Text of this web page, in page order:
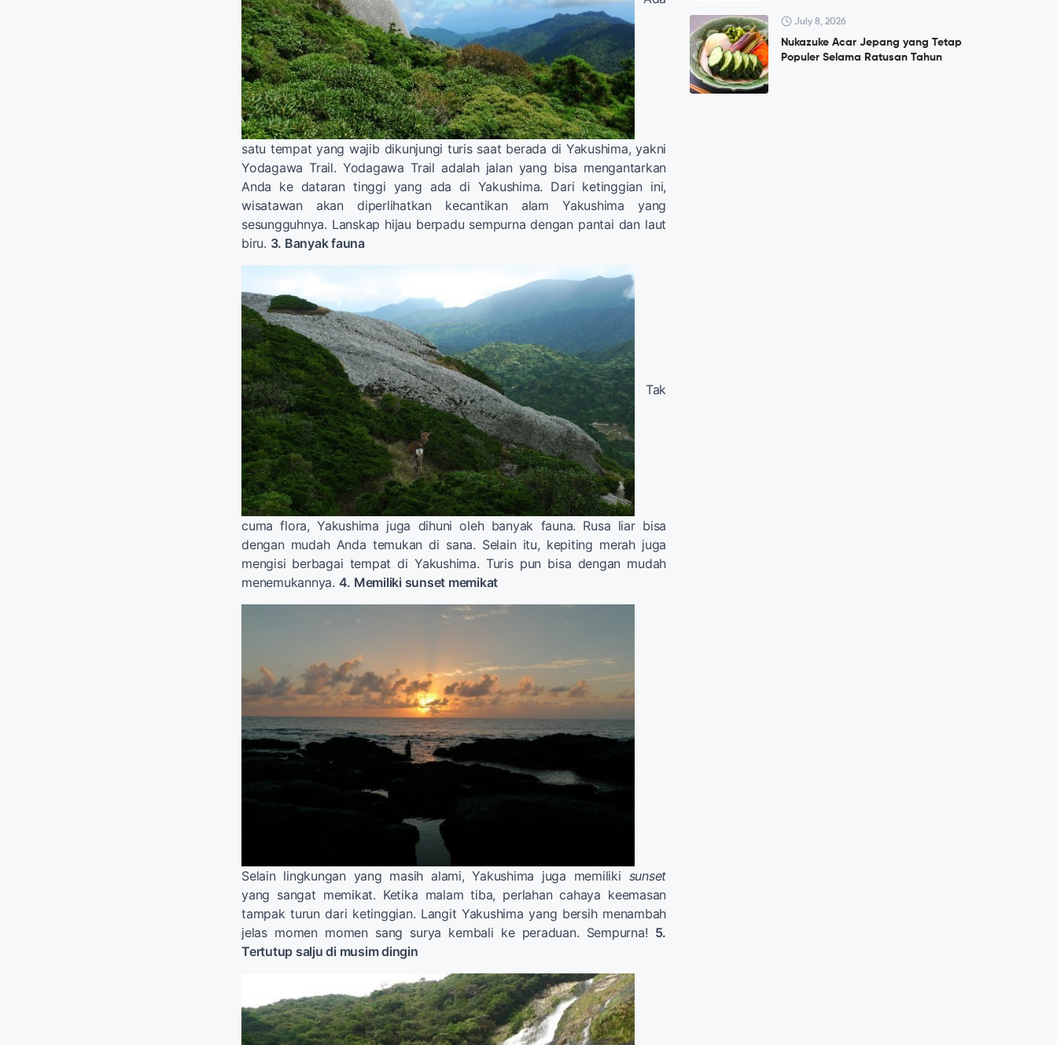
satu tempat yang wajib dikunjungi turis saat berada di Yakushima, yakni
Yodagawa Trail. Yodagawa Trail adalah jalan yang bisa mengantarkan
Anda ke dataran tinggi yang ada di Yakushima. Dari ketinggian ini,
wisatawan akan diperlihatkan kecantikan alam Yakushima yang
sesungguhnya. Lanskap hijau berpadu sempurna dengan pantai dan laut
biru. 3. Banyak fauna
Tak
cuma flora, Yakushima juga dihuni oleh banyak fauna. Rusa liar bisa
dengan mudah Anda temukan di sana. Selain itu, kepiting merah juga
mengisi berbagai tempat di Yakushima. Turis pun bisa dengan mudah
menemukannya. 4. Memiliki sunset memikat
Selain lingkungan yang masih alami, Yakushima juga memiliki sunset
yang sangat memikat. Ketika malam tiba, perlahan cahaya keemasan
tampak turun dari ketinggian. Langit Yakushima yang bersih menambah
jelas momen momen sang surya kembali ke peraduan. Sempurna! 5.
Tertutup salju di musim dingin
July 8, 2026
Nukazuke Acar Jepang yang Tetap
Populer Selama Ratusan Tahun